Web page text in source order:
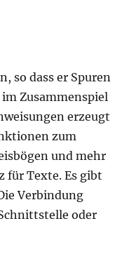
so dass er Spuren
Zusammenspiel
erzeugt
zum
und mehr
für Texte. Es gibt
Verbindung
oder